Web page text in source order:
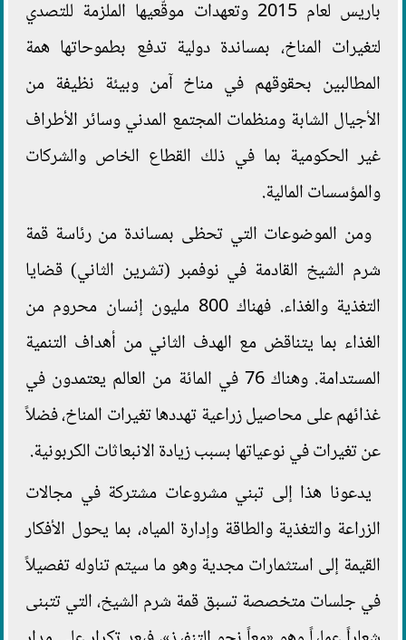
باريس لعام 2015 وتعهدات موقّعيها الملزمة للتصدي
لتغيرات المناخ، بمساندة دولية تدفع بطموحاتها همة
المطالبين بحقوقهم في مناخ آمن وبيئة نظيفة من
الأجيال الشابة ومنظمات المجتمع المدني وسائر الأطراف
غير الحكومية بما في ذلك القطاع الخاص والشركات
والمؤسسات المالية.
ومن الموضوعات التي تحظى بمساندة من رئاسة قمة
شرم الشيخ القادمة في نوفمبر (تشرين الثاني) قضايا
التغذية والغذاء. فهناك 800 مليون إنسان محروم من
الغذاء بما يتناقض مع الهدف الثاني من أهداف التنمية
المستدامة. وهناك 76 في المائة من العالم يعتمدون في
غذائهم على محاصيل زراعية تهددها تغيرات المناخ، فضلاً
عن تغيرات في نوعياتها بسبب زيادة الانبعاثات الكربونية.
يدعونا هذا إلى تبني مشروعات مشتركة في مجالات
الزراعة والتغذية والطاقة وإدارة المياه، بما يحول الأفكار
القيمة إلى استثمارات مجدية وهو ما سيتم تناوله تفصيلاً
في جلسات متخصصة تسبق قمة شرم الشيخ، التي تتبنى